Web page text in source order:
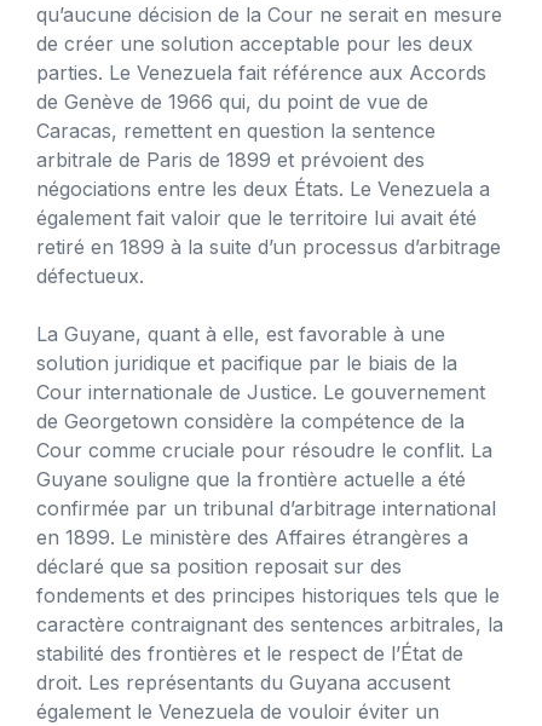
qu’aucune décision de la Cour ne serait en mesure
de créer une solution acceptable pour les deux
parties. Le Venezuela fait référence aux Accords
de Genève de 1966 qui, du point de vue de
Caracas, remettent en question la sentence
arbitrale de Paris de 1899 et prévoient des
négociations entre les deux États. Le Venezuela a
également fait valoir que le territoire lui avait été
retiré en 1899 à la suite d’un processus d’arbitrage
défectueux.
La Guyane, quant à elle, est favorable à une
solution juridique et pacifique par le biais de la
Cour internationale de Justice. Le gouvernement
de Georgetown considère la compétence de la
Cour comme cruciale pour résoudre le conflit. La
Guyane souligne que la frontière actuelle a été
confirmée par un tribunal d’arbitrage international
en 1899. Le ministère des Affaires étrangères a
déclaré que sa position reposait sur des
fondements et des principes historiques tels que le
caractère contraignant des sentences arbitrales, la
stabilité des frontières et le respect de l’État de
droit. Les représentants du Guyana accusent
également le Venezuela de vouloir éviter un